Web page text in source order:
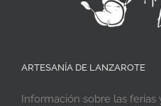
ARTESANÍA DE LANZAROTE
Información sobre las